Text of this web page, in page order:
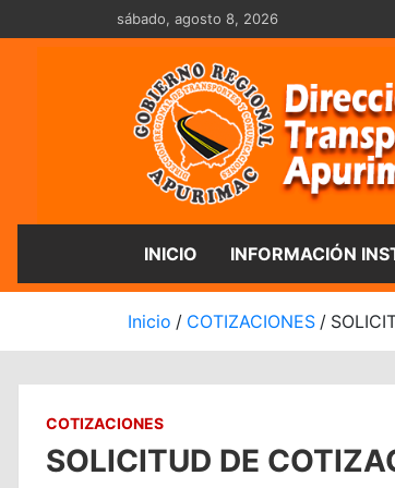
al
sábado, agosto 8, 2026
Dirección
INICIO INFORMACIÓN
Inicio COTIZACIONES
COTIZACIONES
SOLICITUD DE